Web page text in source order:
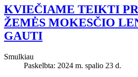
KVIEČIAME TEIKTI
ŽEMĖS MOKESČIO
GAUTI
Smulkiau
Paskelbta: 2024 m. spalio 23 d.